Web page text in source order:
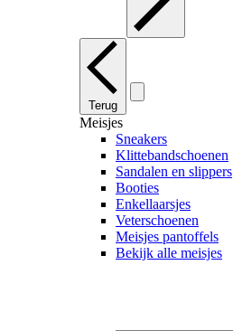
Terug
Meisjes
Sneakers
Klittebandschoenen
Sandalen en slippers
Booties
Enkellaarsjes
Veterschoenen
Meisjes pantoffels
Bekijk alle meisjes